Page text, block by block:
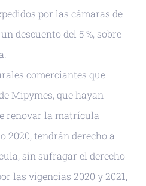
por las cámaras de
descuento del 5 %, sobre
comerciantes que
Mipymes, que hayan
renovar la matrícula
2020, tendrán derecho a
sin sufragar el derecho
las vigencias 2020 y 2021,